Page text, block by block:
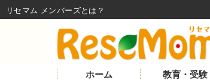
ホーム 教育・受験
リセマム メンバーズ